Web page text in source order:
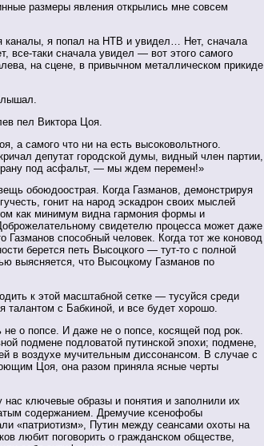
размеры явления открылись мне совсем
каналы, я попал на НТВ и увидел… Нет, сначала
все-таки сначала увидел — вот этого самого
на сцене, в привычном металлическом прикиде
пел Виктора Цоя.
а самого что ни на есть высоковольтного.
депутат городской думы, видный член партии,
под асфальт, — мы ждем перемен!»
обоюдоострая. Когда Газманов, демонстрируя
гонит на народ эскадрон своих мыслей
как минимум видна гармония формы и
свидетелю процесса может даже
Газманов способный человек. Когда тот же коновод
берется петь Высоцкого — тут-то с полной
выясняется, что Высоцкому Газманов по
к этой масштабной сетке — тусуйся среди
талантом с Бабкиной, и все будет хорошо.
не о попсе. И даже не о попсе, косящей под рок.
подмене подловатой путинской эпохи; подмене,
в воздухе мучительным диссонансом. В случае с
Цоя, она разом приняла ясные черты
ключевые образы и понятия и заполнили их
содержанием. Дремучие ксенофобы
«патриотизм», Путин между сеансами охоты на
любит поговорить о гражданском обществе,